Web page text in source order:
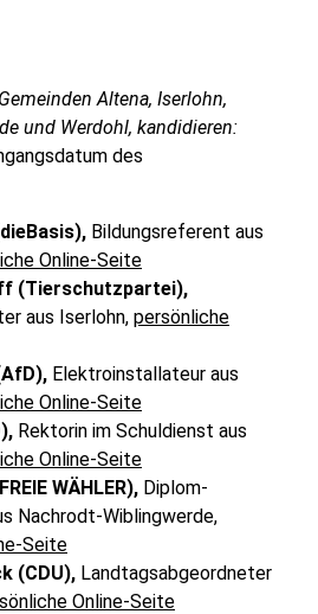
Altena, Iserlohn,
und Werdohl, kandidieren:
des
Bildungsreferent aus
Online-Seite
(Tierschutzpartei),
aus Iserlohn, persönliche
Elektroinstallateur aus
Online-Seite
Rektorin im Schuldienst aus
Online-Seite
WÄHLER), Diplom-
Nachrodt-Wiblingwerde,
Seite
(CDU), Landtagsabgeordneter
Online-Seite